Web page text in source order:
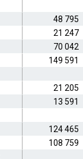
48 795
21 247
70 042
149 591
21 205
13 591
124 465
108 759